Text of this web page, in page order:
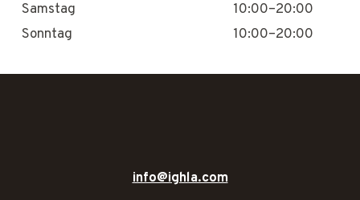
Samstag
10:00–20:00
Sonntag
10:00–20:00
info@ighla.com